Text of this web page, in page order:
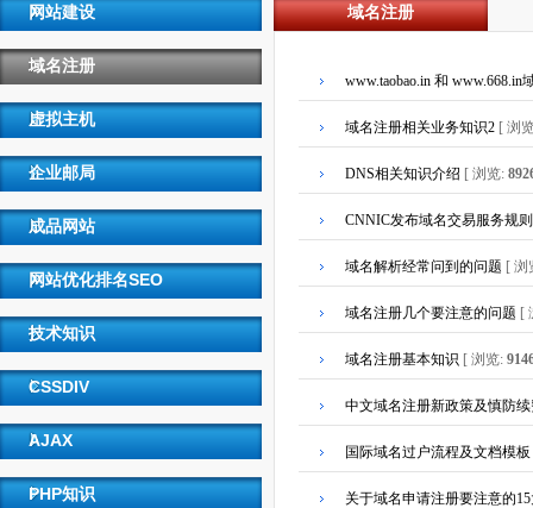
网站建设
域名注册
虚拟主机
企业邮局
成品网站
网站优化排名SEO
技术知识
CSSDIV
AJAX
PHP知识
域名注册
www.taobao.in 和 www.668.in
域名注册相关业务知识2 [ 浏
DNS相关知识介绍 [ 浏览:
CNNIC发布域名交易服务规则
域名解析经常问到的问题 [
域名注册几个要注意的问题 [
域名注册基本知识 [ 浏览:
中文域名注册新政策及慎防
国际域名过户流程及文档模板
关于域名申请注册要注意的